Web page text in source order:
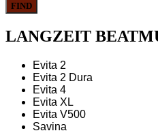
FIND
LANGZEIT
Evita 2
Evita 2 Dura
Evita 4
Evita XL
Evita V500
Savina